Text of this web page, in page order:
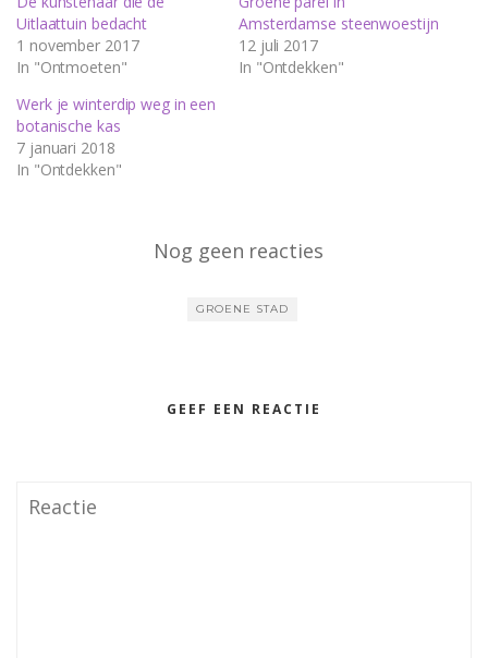
Uitlaattuin bedacht
1 november 2017
In "Ontmoeten"
Amsterdamse steenwoestijn
12 juli 2017
In "Ontdekken"
Werk je winterdip weg in een
botanische kas
7 januari 2018
In "Ontdekken"
Nog geen reacties
GROENE STAD
GEEF EEN REACTIE